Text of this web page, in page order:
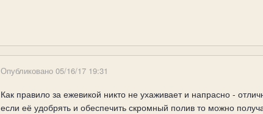
Опубликовано 05/16/17 19:31
Как правило за ежевикой никто не ухаживает и напрасно -
если её удобрять и обеспечить скромный полив то можно